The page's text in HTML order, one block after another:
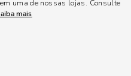
uma de nossas lojas. Consulte
mais